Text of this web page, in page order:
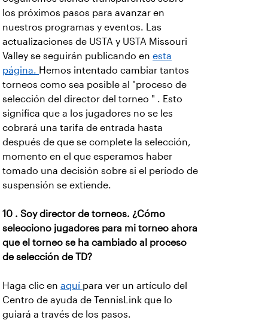
los próximos pasos para avanzar en
nuestros programas y eventos. Las
actualizaciones de USTA y USTA Missouri
Valley se seguirán publicando en esta
página. Hemos intentado cambiar tantos
torneos como sea posible al "proceso de
selección del director del torneo " . Esto
significa que a los jugadores no se les
cobrará una tarifa de entrada hasta
después de que se complete la selección,
momento en el que esperamos haber
tomado una decisión sobre si el período de
suspensión se extiende.
10 . Soy director de torneos. ¿Cómo
selecciono jugadores para mi torneo ahora
que el torneo se ha cambiado al proceso
de selección de TD?
Haga clic en aquí para ver un artículo del
Centro de ayuda de TennisLink que lo
guiará a través de los pasos.